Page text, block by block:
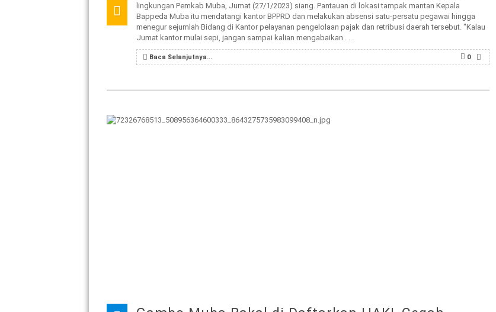
lingkungan Pemkab Muba, Jumat (27/1/2023) siang. Pantauan di lokasi tampak mantan Kepala
Bappeda Muba itu mendatangi kantor BPPRD dan melakukan absensi satu-persatu pegawai hingga
menegur sejumlah Bidang di Kantor pelayanan pengelolaan pajak dan retribusi daerah tersebut. "Kalau
Jumat kantor mulai sepi, jangan sampai kalian mengabaikan . . .
Baca Selanjutnya... 0